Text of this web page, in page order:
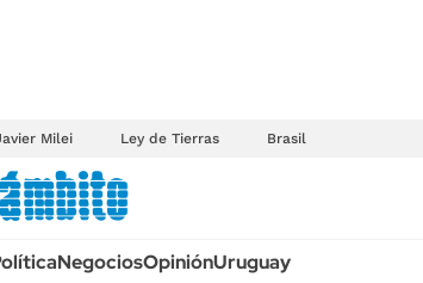
Milei Ley de Tierras Brasil
NegociosOpiniónUruguay